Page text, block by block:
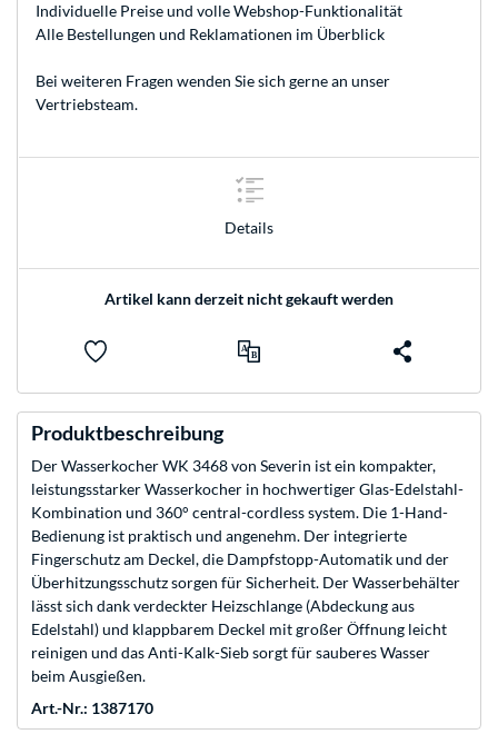
Individuelle Preise und volle Webshop-Funktionalität
Alle Bestellungen und Reklamationen im Überblick
Bei weiteren Fragen wenden Sie sich gerne an unser
Vertriebsteam.
Details
Artikel kann derzeit nicht gekauft werden
Produktbeschreibung
Der Wasserkocher WK 3468 von Severin ist ein kompakter,
leistungsstarker Wasserkocher in hochwertiger Glas-Edelstahl-
Kombination und 360° central-cordless system. Die 1-Hand-
Bedienung ist praktisch und angenehm. Der integrierte
Fingerschutz am Deckel, die Dampfstopp-Automatik und der
Überhitzungsschutz sorgen für Sicherheit. Der Wasserbehälter
lässt sich dank verdeckter Heizschlange (Abdeckung aus
Edelstahl) und klappbarem Deckel mit großer Öffnung leicht
reinigen und das Anti-Kalk-Sieb sorgt für sauberes Wasser
beim Ausgießen.
Art.-Nr.: 1387170